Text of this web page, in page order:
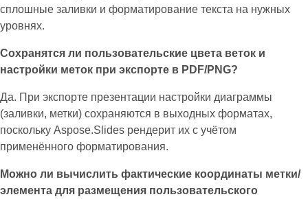
сплошные заливки и форматирование текста на нужных
уровнях.
Сохранятся ли пользовательские цвета веток и
настройки меток при экспорте в PDF/PNG?
Да. При экспорте презентации настройки диаграммы
(заливки, метки) сохраняются в выходных форматах,
поскольку Aspose.Slides рендерит их с учётом
применённого форматирования.
Можно ли вычислить фактические координаты метки/
элемента для размещения пользовательского